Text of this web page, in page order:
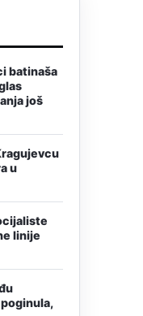
batinaša
još
u
linije